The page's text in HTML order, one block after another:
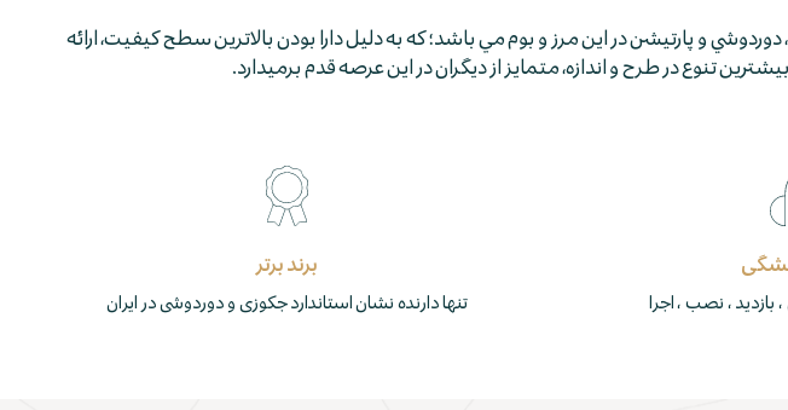
و پارتيشن در اين مرز و بوم مي باشد؛ كه به دليل دارا بودن بالاترين سطح كيفيت، ارائه
تنوع در طرح و اندازه، متمايز از ديگران در اين عرصه قدم برمي­دارد.
، نصب ، اجرا
برند برتر
تنها دارنده نشان استاندارد جکوزی و دوردوشی در ایران